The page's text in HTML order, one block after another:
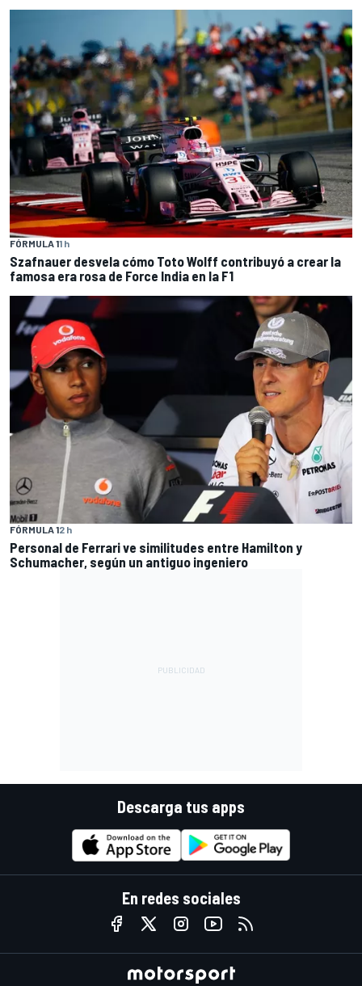
FÓRMULA 11 h
Szafnauer desvela cómo Toto Wolff contribuyó a crear la
famosa era rosa de Force India en la F1
FÓRMULA 12 h
Personal de Ferrari ve similitudes entre Hamilton y
Schumacher, según un antiguo ingeniero
Descarga tus apps
En redes sociales